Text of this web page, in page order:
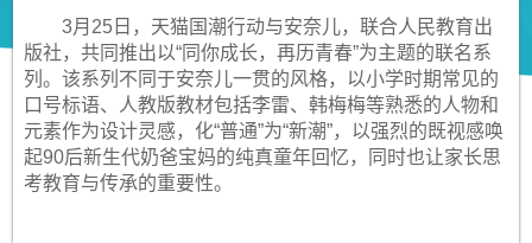
3月25日，天猫国潮行动与安奈儿，联合人民教育出
版社，共同推出以“同你成长，再历青春”为主题的联名系
列。该系列不同于安奈儿一贯的风格，以小学时期常见的
口号标语、人教版教材包括李雷、韩梅梅等熟悉的人物和
元素作为设计灵感，化“普通”为“新潮”，以强烈的既视感唤
起90后新生代奶爸宝妈的纯真童年回忆，同时也让家长思
考教育与传承的重要性。